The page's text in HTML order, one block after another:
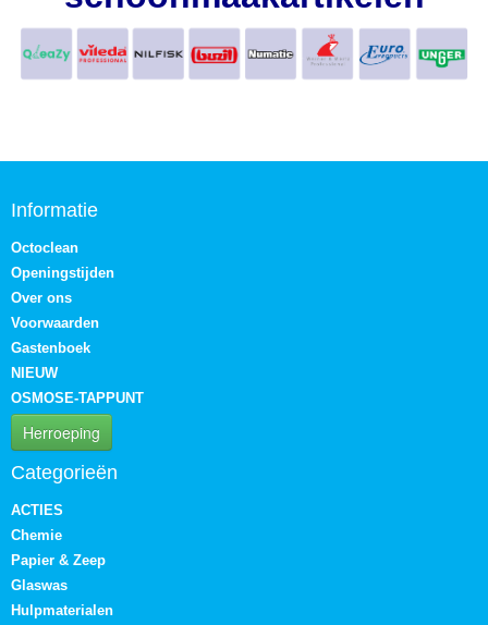
Informatie
Octoclean
Openingstijden
Over ons
Voorwaarden
Gastenboek
NIEUW
OSMOSE-TAPPUNT
Herroeping
Categorieën
ACTIES
Chemie
Papier & Zeep
Glaswas
Hulpmaterialen